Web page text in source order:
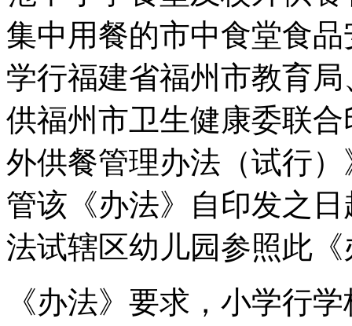
集中用餐的市中食堂食
学行福建省福州市教育
供福州市卫生健康委联
外供餐管理办法（试行
管该《办法》自印发之
法试辖区幼儿园参照此
《办法》要求，小学行